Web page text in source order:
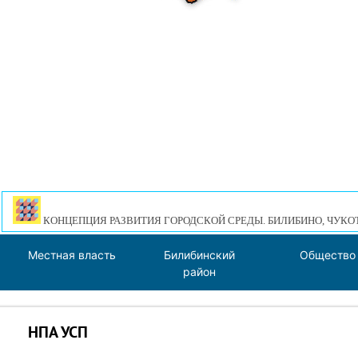
КОНЦЕПЦИЯ РАЗВИТИЯ ГОРОДСКОЙ СРЕДЫ. БИЛИБИНО,
Местная власть
Билибинский
район
Общество
НПА УСП